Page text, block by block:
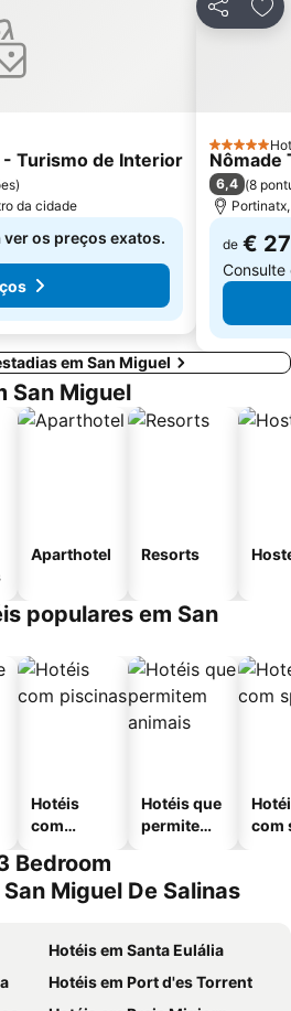
Cala Gració i Gracioneta
- Turismo de Interior
)
da cidade
os preços exatos.
Partilhar
5 Estrelas
Nômade
6,4 (8
de €
em San Miguel
San Miguel
Aparthotel Resorts
populares em San
Hotéis
com
Hotéis que
permitem
com
Bedroom
Miguel De Salinas
Hotéis em Santa Eulália
Hotéis em Port d'es Torrent